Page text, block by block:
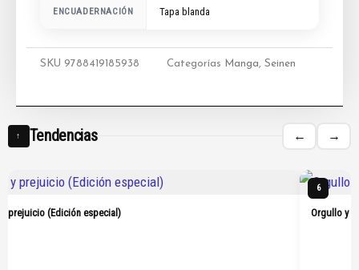
ENCUADERNACIÓN Tapa blanda
SKU 9788419185938 Categorías Manga Seinen
↑ Tendencias ← →
prejuicio (Edición especial)
6
Orgullo y